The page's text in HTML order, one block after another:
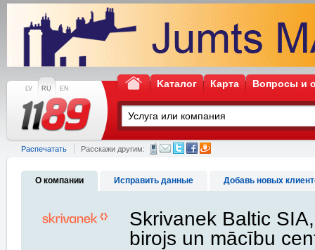
LV RU EN Kаталог Карта Вопросы и
Распечатать Расскажи другим:
О компании Исправить данные Добавь новых
Skrivanek Baltic
birojs un mācību